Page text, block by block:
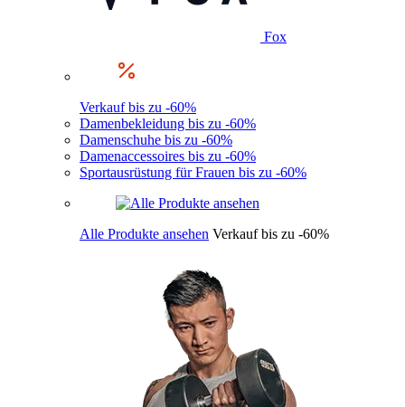
Fox
Verkauf bis zu -60%
Damenbekleidung bis zu -60%
Damenschuhe bis zu -60%
Damenaccessoires bis zu -60%
Sportausrüstung für Frauen bis zu -60%
Alle Produkte ansehen Verkauf bis zu -60%